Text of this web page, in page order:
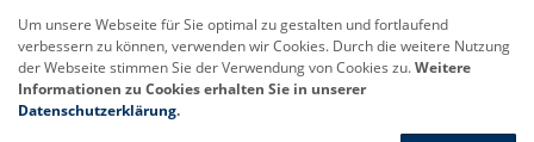
Um unsere Webseite für Sie optimal zu gestalten und fortlaufend
verbessern zu können, verwenden wir Cookies. Durch die weitere Nutzung
der Webseite stimmen Sie der Verwendung von Cookies zu.Weitere
Informationen zu Cookies erhalten Sie in unserer
Datenschutzerklärung.